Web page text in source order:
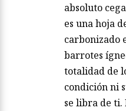
absoluto
es una hoja
carbonizado
barrotes
totalidad de
condición ni
se libra de ti.